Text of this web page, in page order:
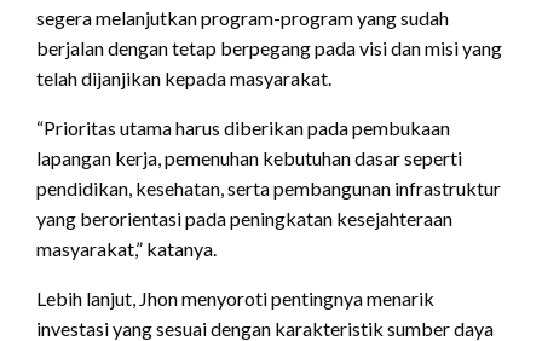
segera melanjutkan program-program yang sudah
berjalan dengan tetap berpegang pada visi dan misi yang
telah dijanjikan kepada masyarakat.
“Prioritas utama harus diberikan pada pembukaan
lapangan kerja, pemenuhan kebutuhan dasar seperti
pendidikan, kesehatan, serta pembangunan infrastruktur
yang berorientasi pada peningkatan kesejahteraan
masyarakat,” katanya.
Lebih lanjut, Jhon menyoroti pentingnya menarik
investasi yang sesuai dengan karakteristik sumber daya